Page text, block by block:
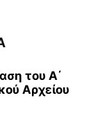
του Α΄
Αρχείου